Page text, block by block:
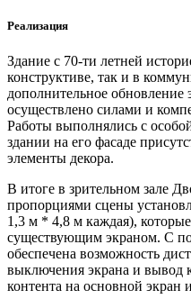
Реализация
Здание с 70-ти летней
конструктиве, так и в
дополнительное обновление
осуществлено силами и
Работы выполнялись с
здании на его фасаде
элементы декора.
В итоге в зрительном зале
пропорциями сцены
1,3 м * 4,8 м каждая),
существующим экраном. С
обеспечена возможность
выключения экрана и вывод
контента на основной экран